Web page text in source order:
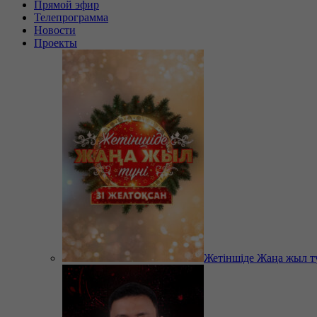
Прямой эфир
Телепрограмма
Новости
Проекты
Жетіншіде Жаңа жыл